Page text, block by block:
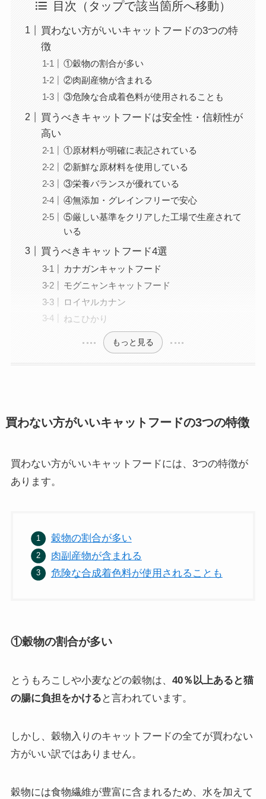
目次（タップで該当箇所へ移動）
買わない方がいいキャットフードの3つの特
徴
①穀物の割合が多い
②肉副産物が含まれる
③危険な合成着色料が使用されることも
買うべきキャットフードは安全性・信頼性が
高い
①原材料が明確に表記されている
②新鮮な原材料を使用している
③栄養バランスが優れている
④無添加・グレインフリーで安心
⑤厳しい基準をクリアした工場で生産されて
いる
買うべきキャットフード4選
カナガンキャットフード
モグニャンキャットフード
ロイヤルカナン
ねこひかり
もっと見る
買わない方がいいキャットフードの3つの特徴
買わない方がいいキャットフードには、3つの特徴が
あります。
穀物の割合が多い
肉副産物が含まれる
危険な合成着色料が使用されることも
①穀物の割合が多い
とうもろこしや小麦などの穀物は、 40％以上あると猫
の腸に負担をかける と言われています。
しかし、穀物入りのキャットフードの全てが買わない
方がいい訳ではありません。
穀物には食物繊維が豊富に含まれるため、水を加えて